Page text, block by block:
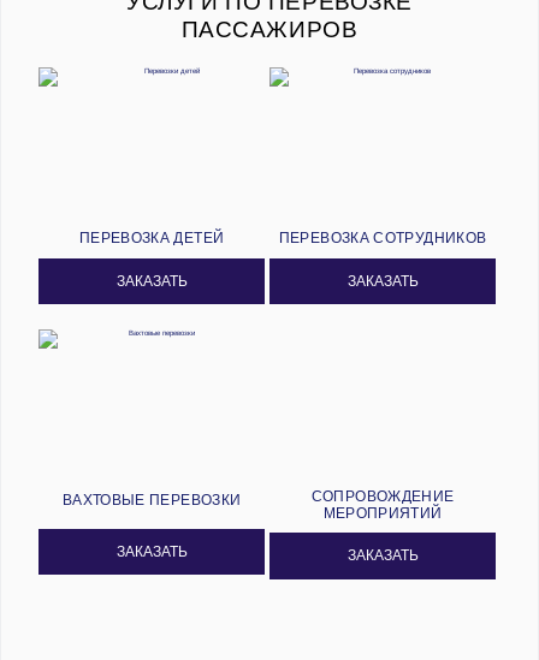
ПАССАЖИРОВ
ПЕРЕВОЗКА ДЕТЕЙ
ЗАКАЗАТЬ
ПЕРЕВОЗКА СОТРУДНИКОВ
ЗАКАЗАТЬ
ВАХТОВЫЕ ПЕРЕВОЗКИ
ЗАКАЗАТЬ
СОПРОВОЖДЕНИЕ
МЕРОПРИЯТИЙ
ЗАКАЗАТЬ